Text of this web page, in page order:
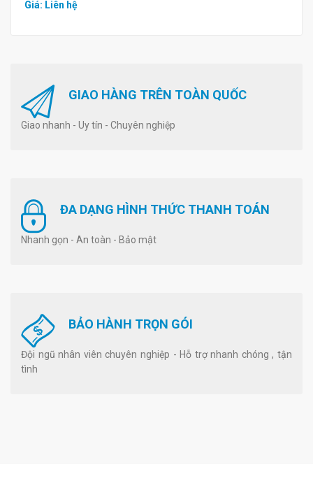
Giá: Liên hệ
GIAO HÀNG TRÊN TOÀN QUỐC
Giao nhanh - Uy tín - Chuyên nghiệp
ĐA DẠNG HÌNH THỨC THANH TOÁN
Nhanh gọn - An toàn - Bảo mật
BẢO HÀNH TRỌN GÓI
Đội ngũ nhân viên chuyên nghiệp - Hỗ trợ nhanh chóng , tận
tình